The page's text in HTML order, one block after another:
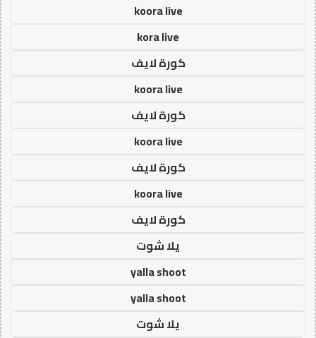
koora live
kora live
كورة لايف
koora live
كورة لايف
koora live
كورة لايف
koora live
كورة لايف
يلا شوت
yalla shoot
yalla shoot
يلا شوت